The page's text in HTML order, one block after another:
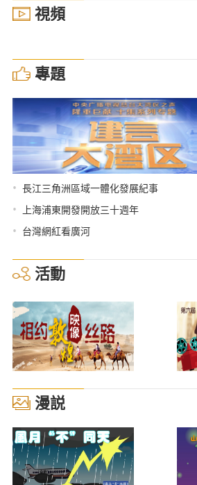
視頻
專題
• 長江三角洲區域一體化發展紀事
• 上海浦東開發開放三十週年
• 台灣網紅看廣河
活動
漫説